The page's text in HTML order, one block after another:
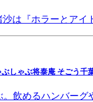
は『ホラーとアイ
しゃぶ将泰庵 そごう千
飲めるハンバーグ